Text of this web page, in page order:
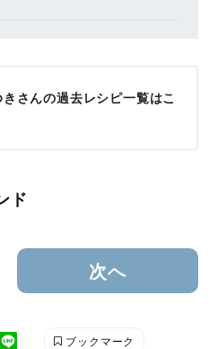
さんの過去レシピ一覧はこ
ド
次へ
ブックマーク